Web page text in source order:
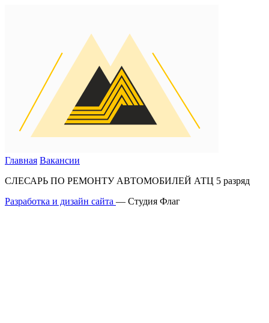
Главная Вакансии
СЛЕСАРЬ ПО РЕМОНТУ АВТОМОБИЛЕЙ АТЦ 5 разряд
Разработка и дизайн сайта — Студия Флаг